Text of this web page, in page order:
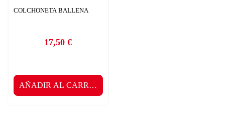
COLCHONETA BALLENA
Precio
17,50 €
AÑADIR AL CARRITO